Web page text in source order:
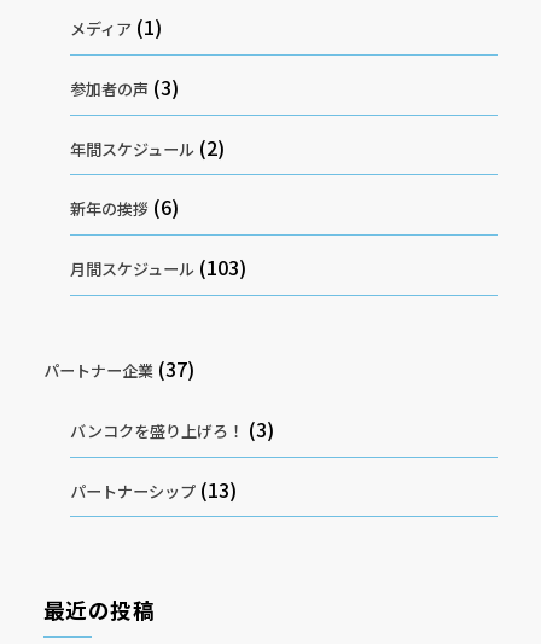
メディア (1)
参加者の声 (3)
年間スケジュール (2)
新年の挨拶 (6)
月間スケジュール (103)
パートナー企業 (37)
バンコクを盛り上げろ！ (3)
パートナーシップ (13)
最近の投稿